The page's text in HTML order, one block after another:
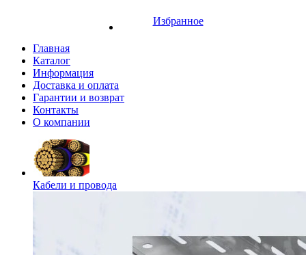
Избранное
Главная
Каталог
Информация
Доставка и оплата
Гарантии и возврат
Контакты
О компании
Кабели и провода